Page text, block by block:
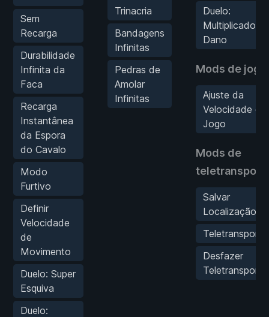
Sem
Recarga
Durabilidade
Infinita da
Faca
Recarga
Instantânea
da Espora
do Cavalo
Modo
Furtivo
Definir
Velocidade
de
Movimento
Duelo: Super
Esquiva
Duelo:
Trinacria
Bandagens
Infinitas
Pedras de
Amolar
Infinitas
Duelo:
Multiplicador
Dano
Mods de jogo
Ajuste da
Velocidade do
Jogo
Mods de
Salvar
Localização
Teletransporte
Desfazer
Teletransporte